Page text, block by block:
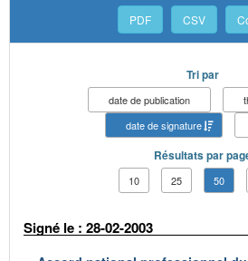
PDF CSV
Tri par
date de publication
date de signature
Résultats par
10 25 50
Signé le : 28-02-2003